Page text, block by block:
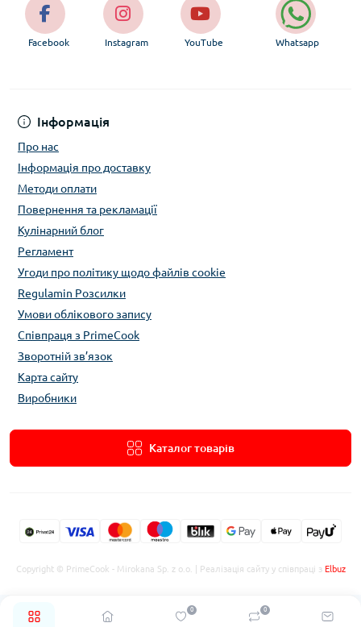
0 0
Інформація
Про нас
Інформація про доставку
Методи оплати
Повернення та рекламації
Кулінарний блог
Регламент
Угоди про політику щодо файлів cookie
Regulamin Розсилки
Умови облікового запису
Співпраця з PrimeCook
Зворотній зв’язок
Карта сайту
Виробники
Каталог товарів
Facebook Instagram YouTube Whatsapp
Copyright © PrimeCook - Mirokana Sp. z o.o. | Реалізація сайту у співпраці з Elbuz